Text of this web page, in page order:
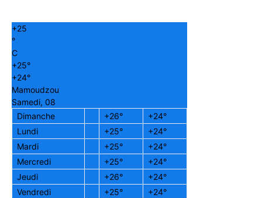
+25
°
C
+25°
+24°
Mamoudzou
Samedi, 08
Dimanche
+26° +24°
Lundi
+25° +24°
Mardi
+25° +24°
Mercredi
+25° +24°
Jeudi
+26° +24°
Vendredi
+25° +24°